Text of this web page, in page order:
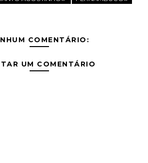
COMENTÁRIO:
UM COMENTÁRIO